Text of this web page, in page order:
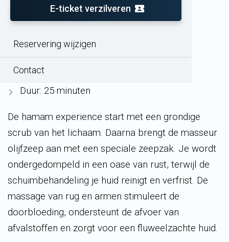
E-ticket verzilveren
Reservering wijzigen
Contact
Oosters reinigingsritueel waarbij dode
huidcellen worden verwijderd
Zeepmassage van de rug en armen
Duur: 25 minuten
De hamam experience start met een grondige
scrub van het lichaam. Daarna brengt de masseur
olijfzeep aan met een speciale zeepzak. Je wordt
ondergedompeld in een oase van rust, terwijl de
schuimbehandeling je huid reinigt en verfrist. De
massage van rug en armen stimuleert de
doorbloeding, ondersteunt de afvoer van
afvalstoffen en zorgt voor een fluweelzachte huid.